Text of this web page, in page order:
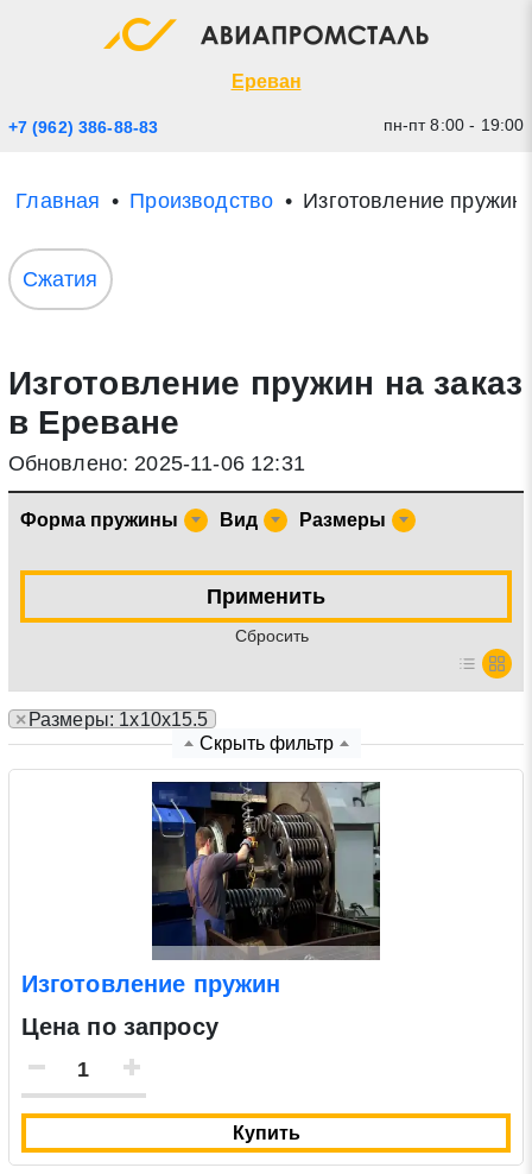
Ереван
+7 (962) 386-88-83 пн-пт 8:00 - 19:00
Главная Производство Изготовление пружин
Сжатия
Изготовление пружин на заказ
в Ереване
Обновлено: 2025-11-06 12:31
Форма пружины Вид Размеры
Применить
Cбросить
× Размеры: 1х10х15.5
Скрыть фильтр
Изготовление пружин
Цена по запросу
Купить
Экспресс заявка
* - обязательные поля для заполнения
Прикрепить файл (до 20 mb)
Отправить заявку
согласие на обработку своих персональных данных в
соответствии со статьей 9 Федерального закона от 27
июля 2006 г. N 152-ФЗ «О персональных данных», а
также соглашаетесь на информационную рассылку по
средством e-mail или СМС